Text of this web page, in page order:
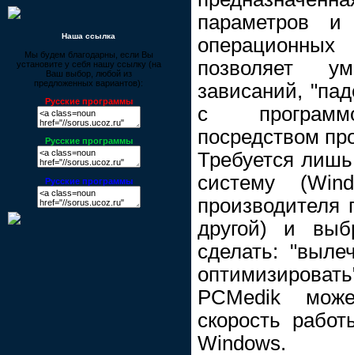
Наша ссылка
Мы будем благодарны, если Вы
установите у себя нашу ссылку (на
Ваш выбор, любой из
предложенных вариантов):
Русские программы
Русские программы
Русские программы
параметров и
позволяет
зависаний,
с
посредством
Требуется
систему
производителя
другой) и
сделать:
PCMedik
скорость
Windows.